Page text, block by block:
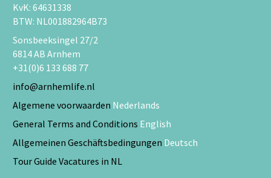
KvK: 64631338
BTW: NL001882964B73
Sonsbeeksingel 27/2
6814 AB Arnhem
+31(0)6 133 688 77
info@arnhemlife.nl
Algemene voorwaarden Nederlands
General Terms and Conditions English
Allgemeinen Geschäftsbedingungen Deutsch
Tour Guide Vacatures in NL